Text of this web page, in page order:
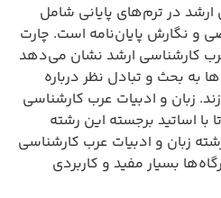
در ترم‌های پایانی شامل
و نگارش پایان‌نامه است. چارت
کارشناسی ارشد نشان می‌دهد
به بحث و تبادل نظر درباره
زبان و ادبیات عرب کارشناسی
اساتید برجسته این رشته
زبان و ادبیات عرب کارشناسی
بسیار مفید و کاربردی